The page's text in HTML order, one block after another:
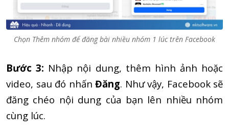
Chọn Thêm nhóm để đăng bài nhiều nhóm 1 lúc trên Facebook
Bước 3: Nhập nội dung, thêm hình ảnh hoặc
video, sau đó nhấn Đăng. Như vậy, Facebook sẽ
đăng chéo nội dung của bạn lên nhiều nhóm
cùng lúc.